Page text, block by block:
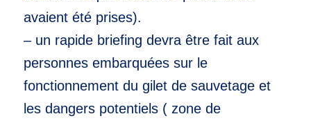
avaient été prises).
– un rapide briefing devra être fait aux
personnes embarquées sur le
fonctionnement du gilet de sauvetage et
les dangers potentiels ( zone de